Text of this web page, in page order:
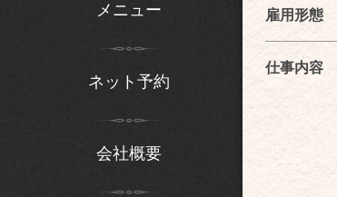
雇用形態
仕事内容
メニュー
ネット予約
会社概要